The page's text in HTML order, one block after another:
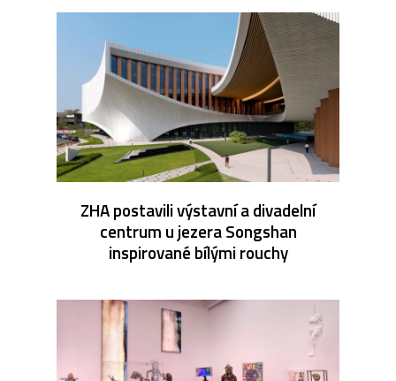
ZHA postavili výstavní a divadelní
centrum u jezera Songshan
inspirované bílými rouchy